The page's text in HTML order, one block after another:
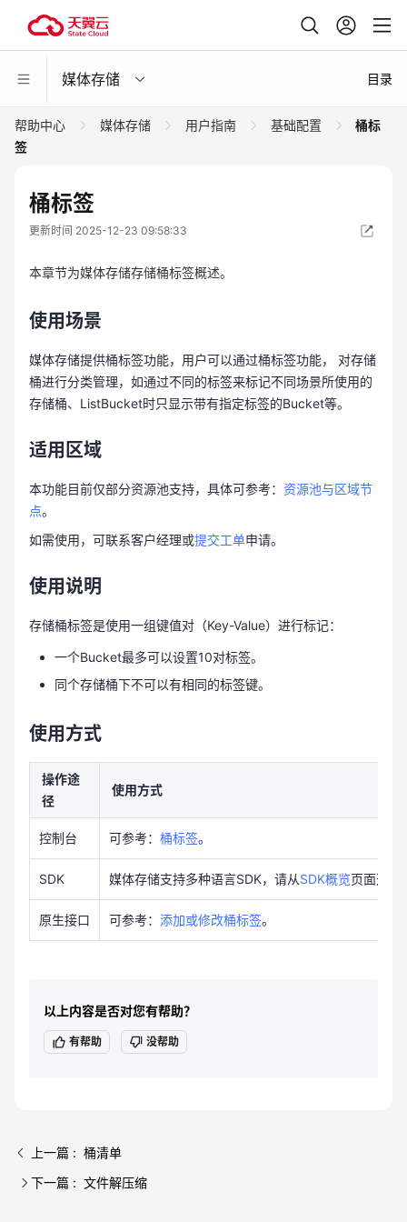
媒体存储 目录
帮助中心 媒体存储 用户指南 基础配置
桶标
签
桶标签
更新时间 2025-12-23 09:58:33
本章节为媒体存储存储桶标签概述。
使用场景
媒体存储提供桶标签功能，用户可以通过桶标签功能， 对存储
桶进行分类管理，如通过不同的标签来标记不同场景所使用的
存储桶、ListBucket时只显示带有指定标签的Bucket等。
适用区域
本功能目前仅部分资源池支持，具体可参考： 资源池与区域节
点。
如需使用，可联系客户经理或提交工单申请。
使用说明
存储桶标签是使用一组键值对（Key-Value）进行标记：
一个Bucket最多可以设置10对标签。
同个存储桶下不可以有相同的标签键。
使用方式
操作途
径
使用方式
控制台 可参考： 桶标签。
SDK 媒体存储支持多种语言SDK，请从SDK概览页面选择
原生接口 可参考： 添加或修改桶标签。
以上内容是否对您有帮助？
有帮助 没帮助
上一篇 : 桶清单
下一篇 : 文件解压缩